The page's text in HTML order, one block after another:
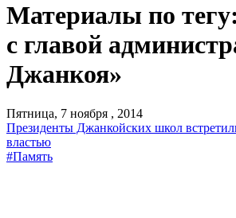
Материалы по
с главой
Джанкоя»
Пятница, 7 ноября , 2014
Президенты Джанкойских школ
властью
#Память